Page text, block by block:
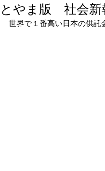
とやま版 社会新
世界で１番高い日本の供託